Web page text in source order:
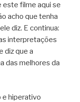
este filme aqui se
acho que tenha
diz. E continua:
interpretações
diz que a
das melhores da
e hiperativo